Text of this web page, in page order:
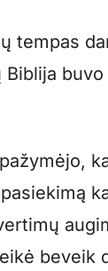
tempas
Biblija
beveik